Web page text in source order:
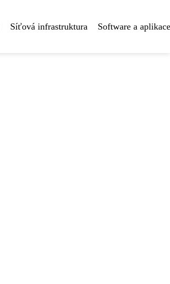
Síťová infrastruktura Software a aplikace